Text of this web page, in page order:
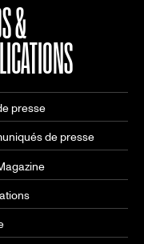
&
presse
de presse